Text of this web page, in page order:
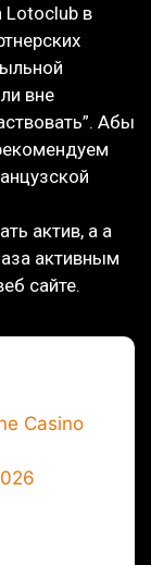
Lotoclub в
вне
Абы
актив, а а
активным
сайте.
Casino